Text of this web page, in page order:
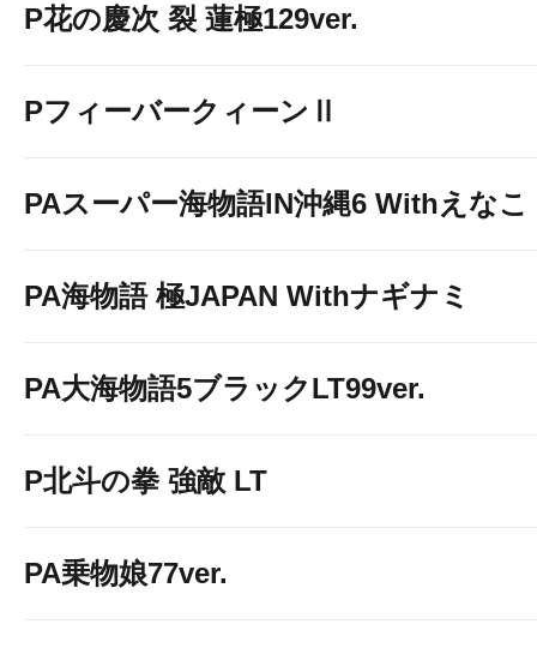
P花の慶次 裂 蓮極129ver.
PフィーバークィーンⅡ
PAスーパー海物語IN沖縄6 Withえなこ
PA海物語 極JAPAN Withナギナミ
PA大海物語5ブラックLT99ver.
P北斗の拳 強敵 LT
PA乗物娘77ver.